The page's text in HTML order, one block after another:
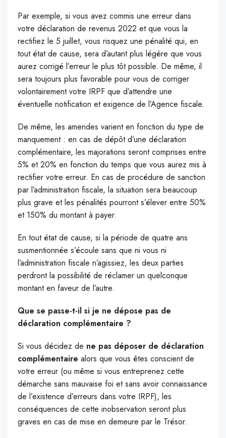
Par exemple, si vous avez commis une erreur dans
votre déclaration de revenus 2022 et que vous la
rectifiez le 5 juillet, vous risquez une pénalité qui, en
tout état de cause, sera d’autant plus légère que vous
aurez corrigé l’erreur le plus tôt possible. De même, il
sera toujours plus favorable pour vous de corriger
volontairement votre IRPF que d’attendre une
éventuelle notification et exigence de l’Agence fiscale.
De même, les amendes varient en fonction du type de
manquement : en cas de dépôt d’une déclaration
complémentaire, les majorations seront comprises entre
5% et 20% en fonction du temps que vous aurez mis à
rectifier votre erreur. En cas de procédure de sanction
par l’administration fiscale, la situation sera beaucoup
plus grave et les pénalités pourront s’élever entre 50%
et 150% du montant à payer.
En tout état de cause, si la période de quatre ans
susmentionnée s’écoule sans que ni vous ni
l’administration fiscale n’agissiez, les deux parties
perdront la possibilité de réclamer un quelconque
montant en faveur de l’autre.
Que se passe-t-il si je ne dépose pas de
déclaration complémentaire ?
Si vous décidez de ne pas déposer de déclaration
complémentaire alors que vous êtes conscient de
votre erreur (ou même si vous entreprenez cette
démarche sans mauvaise foi et sans avoir connaissance
de l’existence d’erreurs dans votre IRPF), les
conséquences de cette inobservation seront plus
graves en cas de mise en demeure par le Trésor.